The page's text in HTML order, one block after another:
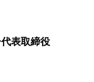
表取締役